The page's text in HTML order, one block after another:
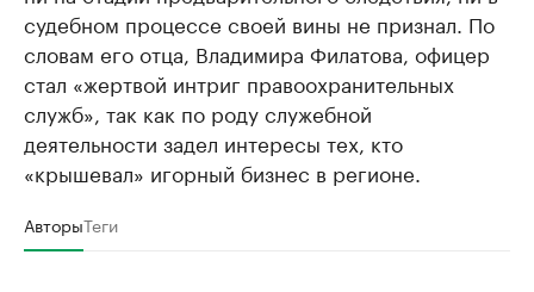
судебном процессе своей вины не признал. По
словам его отца, Владимира Филатова, офицер
стал «жертвой интриг правоохранительных
служб», так как по роду служебной
деятельности задел интересы тех, кто
«крышевал» игорный бизнес в регионе.
АвторыТеги